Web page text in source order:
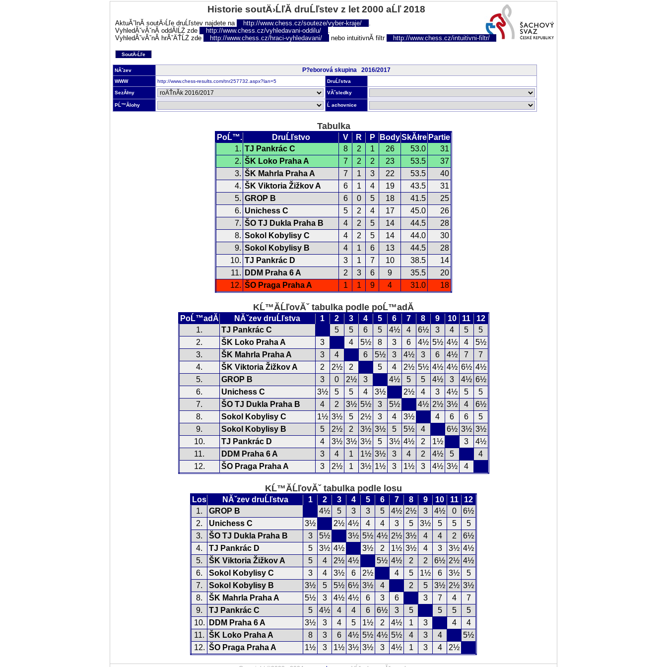
Historie soutÄ›ĹľĂ­ druĹľstev z let 2000 aĹľ 2018
AktuĂˇlnĂ­ soutÄ›Ĺľe druĹľstev najdete na http://www.chess.cz/souteze/vyber-kraje/
.
VyhledĂˇvĂˇnĂ­ oddĂ­lĹŻ zde
http://www.chess.cz/vyhledavani-oddilu/
.
VyhledĂˇvĂˇnĂ­ hrĂˇÄŤĹŻ zde
http://www.chess.cz/hraci-vyhledavani/ nebo intuitivnĂ­ filtr http://www.chess.cz/intuitivni-filtr/
SoutÄ›Ĺľe
NĂˇzev P?eborová skupina 2016/2017
WWW http://www.chess-results.com/tnr257732.aspx?lan=5 DruĹľstva
SezĂłny VĂ˝sledky
PĹ™Ă­lohy Ĺ achovnice
Tabulka
PoĹ™. DruĹľstvo V R P BodySkĂłre Partie
1. TJ Pankrác C 8 2 1 26 53.0
31
2. ŠK Loko Praha A 7 2 2 23 53.5
37
3. ŠK Mahrla Praha A 7 1 3 22 53.5
40
4. ŠK Viktoria Žižkov A 6 1 4 19 43.5
31
5. GROP B 6 0 5 18 41.5
25
6. Unichess C 5 2 4 17 45.0
26
7. ŠO TJ Dukla Praha B 4 2 5 14 44.5
28
8. Sokol Kobylisy C 4 2 5 14 44.0
30
9. Sokol Kobylisy B 4 1 6 13 44.5
28
10. TJ Pankrác D 3 1 7 10 38.5
14
11.
DDM Praha 6 A 2 3 6 9 35.5
20
12. ŠO Praga Praha A 1 1 9 4 31.0 18
KĹ™Ă­ĹľovĂˇ tabulka podle poĹ™adĂ­
PoĹ™adĂ­ NĂˇzev druĹľstva 1 2 3 4 5 6 7 8 9 10 11
12
1.
TJ Pankrác C 5 5 6 5 4½ 4 6½ 3 4 5
5
2.
ŠK Loko Praha A 3 4 5½ 8 3 6 4½ 5½ 4½ 4
5½
3.
ŠK Mahrla Praha A 3 4 6 5½ 3 4½ 3 6 4½ 7
7
4.
ŠK Viktoria Žižkov A 2 2½ 2 5 4 2½ 5½ 4½ 4½ 6½ 4½
5.
GROP B 3 0 2½ 3 4½ 5 5 4½ 3 4½ 6½
6.
Unichess C 3½ 5 5 4 3½ 2½ 4 3 4½ 5
5
7.
ŠO TJ Dukla Praha B 4 2 3½ 5½ 3 5½ 4½ 2½ 3½ 4
6½
8.
Sokol Kobylisy C 1½ 3½ 5 2½ 3 4 3½ 4 6 6
5
9.
Sokol Kobylisy B 5 2½ 2 3½ 3½ 5 5½ 4 6½ 3½ 3½
10.
TJ Pankrác D 4 3½ 3½ 3½ 5 3½ 4½ 2 1½ 3
4½
11.
DDM Praha 6 A 3 4 1 1½ 3½ 3 4 2 4½ 5
4
12.
ŠO Praga Praha A 3 2½ 1 3½ 1½ 3 1½ 3 4½ 3½ 4
KĹ™Ă­ĹľovĂˇ tabulka podle losu
Los NĂˇzev druĹľstva 1 2 3 4 5 6 7 8 9 10 11
12
1.
GROP B 4½ 5 3 3 5 4½ 2½ 3 4½ 0
6½
2.
Unichess C 3½ 2½ 4½ 4 4 3 5 3½ 5 5
5
3.
ŠO TJ Dukla Praha B 3 5½ 3½ 5½ 4½ 2½ 3½ 4 4 2
6½
4.
TJ Pankrác D 5 3½ 4½ 3½ 2 1½ 3½ 4 3 3½ 4½
5.
ŠK Viktoria Žižkov A 5 4 2½ 4½ 5½ 4½ 2 2 6½ 2½ 4½
6.
Sokol Kobylisy C 3 4 3½ 6 2½ 4 5 1½ 6 3½
5
7.
Sokol Kobylisy B 3½ 5 5½ 6½ 3½ 4 2 5 3½ 2½ 3½
8.
ŠK Mahrla Praha A 5½ 3 4½ 4½ 6 3 6 3 7 4
7
9.
TJ Pankrác C 5 4½ 4 4 6 6½ 3 5 5 5
5
10.
DDM Praha 6 A 3½ 3 4 5 1½ 2 4½ 1 3 4
4
11. ŠK Loko Praha A 8 3 6 4½ 5½ 4½ 5½ 4 3 4
5½
12. ŠO Praga Praha A 1½ 3 1½ 3½ 3½ 3 4½ 1 3 4 2½